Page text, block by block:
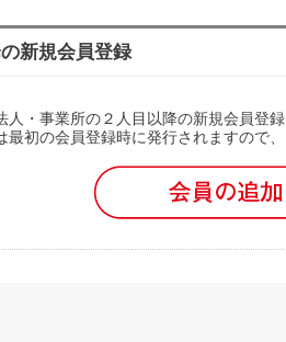
新規会員登録
人・事業所の２人目以降の新規会員登
最初の会員登録時に発行されますので